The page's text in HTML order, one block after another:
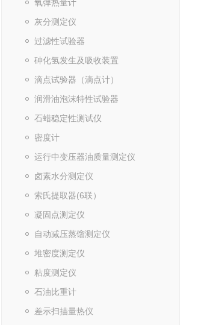
氧弹热量计
灰分测定仪
过滤性试验器
砷化氢发生及吸收装置
滴点试验器（滴点计）
润滑油泡沫特性试验器
石蜡稳定性测试仪
密度计
运行中变压器油质量测定仪
卤素水分测定仪
索氏提取器(6联）
凝固点测定仪
自动减压蒸馏测定仪
堆密度测定仪
粘度测定仪
石油比重计
差示扫描量热仪